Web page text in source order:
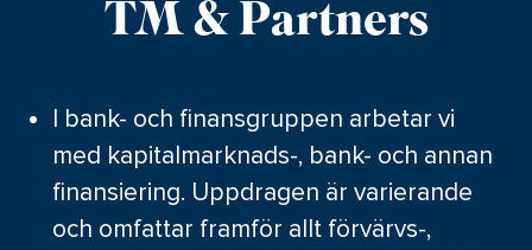
TM & Partners
I bank- och finansgruppen arbetar vi
med kapitalmarknads-, bank- och annan
finansiering. Uppdragen är varierande
och omfattar framför allt förvärvs-,